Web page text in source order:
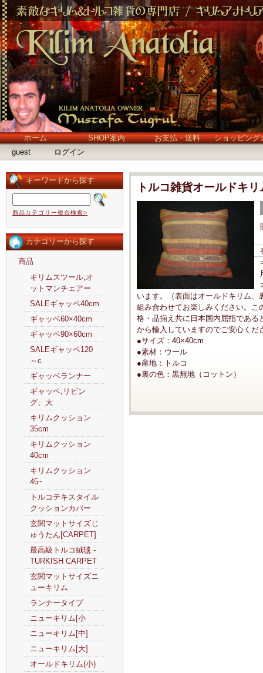
ホーム SHOP案内 お支払・送料
ショッピング
guest
ログイン
キーワードから探す
商品カテゴリー複合検索>
カテゴリーから探す
商品
キリムスツール,オ
ットマンチェアー
SALEギャッベ40cm
ギャッベ60×40cm
ギャッベ90×60cm
SALEギャッベ120
～c
ギャッベランナー
ギャッベ,リビン
グ、大
キリムクッション
35cm
キリムクッション
40cm
キリムクッション
45~
トルコテキスタイル
クッションカバー
玄関マットサイズじ
ゅうたん[CARPET]
最高級トルコ絨毯 -
TURKISH CARPET
玄関マットサイズニ
ューキリム
ランナータイプ
ニューキリム[小
ニューキリム[中]
ニューキリム[大]
オールドキリム(小)
トルコ雑貨オールドキ
います。（表面はオールドキリム
組み合わせてお楽しみください。
格・品揃え共に日本国内屈指であ
から輸入していますのでご安心くだ
●サイズ：40×40cm
●素材：ウール
●産地：トルコ
●裏の色：黒無地（コットン）